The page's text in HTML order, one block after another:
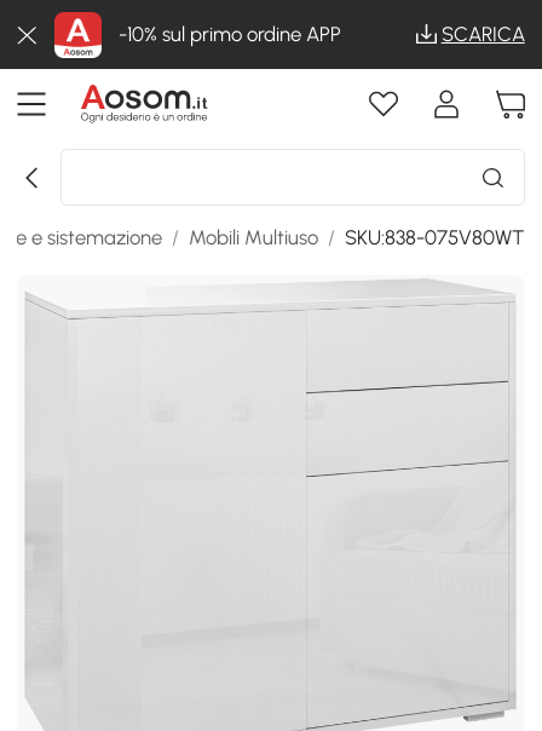
-10% sul primo ordine APP SCARICA
e sistemazione / Mobili Multiuso / SKU:838-075V80WT